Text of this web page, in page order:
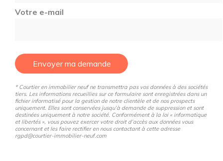
Votre e-mail
Envoyer ma demande
* Courtier en immobilier neuf ne transmettra pas vos données à des sociétés
tiers. Les informations recueillies sur ce formulaire sont enregistrées dans un
fichier informatisé pour la gestion de notre clientèle et de nos prospects
uniquement. Elles sont conservées jusqu’à demande de suppression et sont
destinées uniquement à notre société. Conformément à la loi « informatique
et libertés », vous pouvez exercer votre droit d’accès aux données vous
concernant et les faire rectifier en nous contactant à cette adresse
rgpd@courtier-immobilier-neuf.com